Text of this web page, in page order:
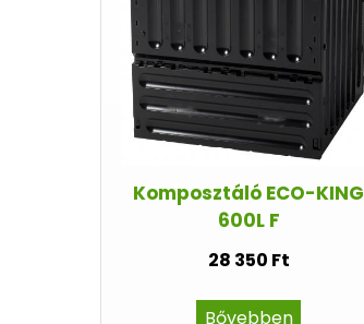
Komposztáló ECO-KING
600L F
28 350 Ft
Bővebben